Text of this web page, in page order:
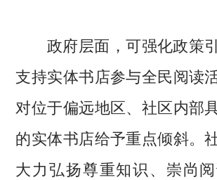
政府层面，可强化政策引
支持实体书店参与全民阅读
对位于偏远地区、社区内部
的实体书店给予重点倾斜。
大力弘扬尊重知识、崇尚